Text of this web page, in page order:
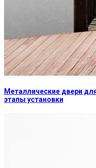
Металлические двери
этапы установки